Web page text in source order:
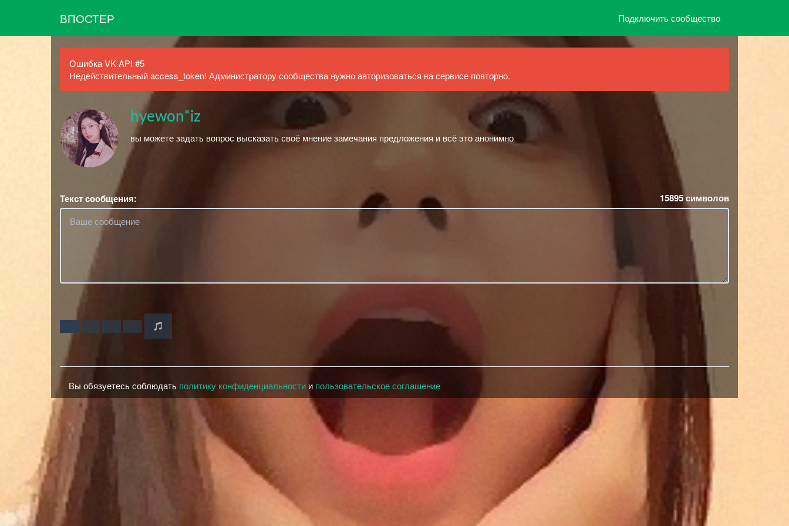
ВПОСТЕР Подключить сообщество
Ошибка VK API #5
Недействительный access_token! Администратору сообщества нужно авторизоваться на сервисе повторно.
hyewon*iz
вы можете задать вопрос высказать своё мнение замечания предложения и всё это анонимно
Текст сообщения: 15895символов
Вы обязуетесь соблюдать политику конфиденциальности и пользовательское соглашение